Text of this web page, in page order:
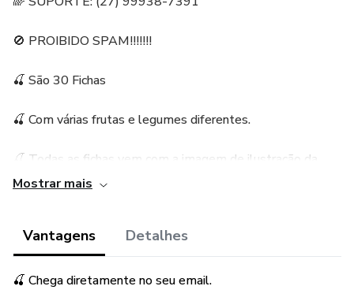
🚫 PROIBIDO SPAM!!!!!!!
🍒 São 30 Fichas
🍒 Com várias frutas e legumes diferentes.
🍒 Todas as fichas vem com a imagem de ilustração da
fruta ou legume.
Mostrar mais
Vantagens Detalhes
🍒 Chega diretamente no seu email.